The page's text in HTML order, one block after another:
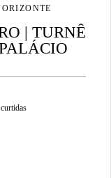
| TURNÊ